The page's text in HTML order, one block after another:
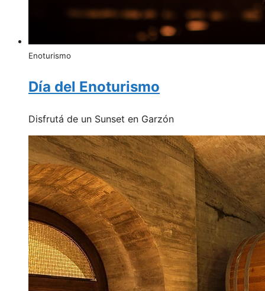
Enoturismo
Día del Enoturismo
Disfrutá de un Sunset en Garzón